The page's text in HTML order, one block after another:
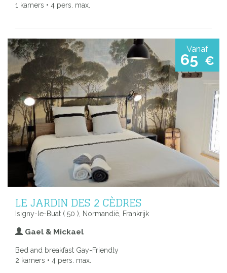
1 kamers • 4 pers. max.
Vanaf
65 €
LE JARDIN DES 2 CÈDRES
Isigny-le-Buat ( 50 ), Normandië, Frankrijk
Gael & Mickael
Bed and breakfast Gay-Friendly
2 kamers • 4 pers. max.